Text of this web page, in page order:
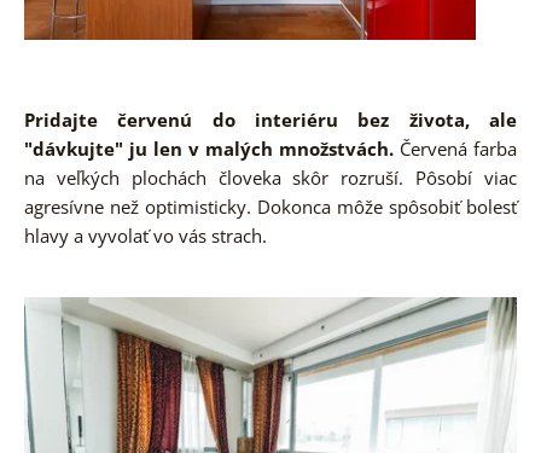
Pridajte červenú do interiéru bez života, ale
"dávkujte" ju len v malých množstvách. Červená farba
na veľkých plochách človeka skôr rozruší. Pôsobí viac
agresívne než optimisticky. Dokonca môže spôsobiť bolesť
hlavy a vyvolať vo vás strach.